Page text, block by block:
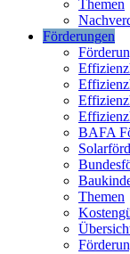
Themen
Förderungen
BAFA
Themen